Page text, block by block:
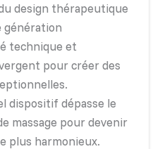
design thérapeutique
génération
technique et
pour créer des
dispositif dépasse le
massage pour devenir
plus harmonieux.